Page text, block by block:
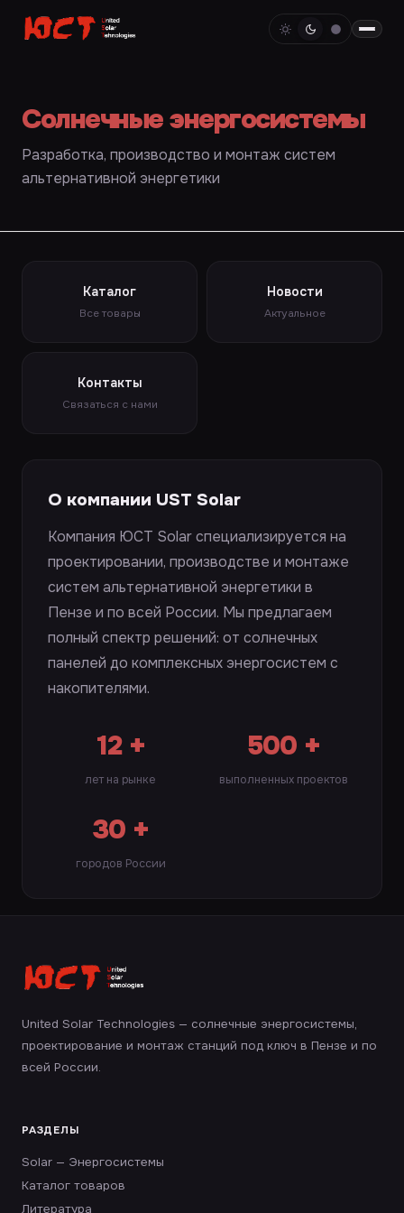
Солнечные энергосистемы
Разработка, производство и монтаж систем
альтернативной энергетики
Каталог
Все товары
Новости
Актуальное
Контакты
Связаться с нами
О компании UST Solar
Компания ЮСТ Solar специализируется на
проектировании, производстве и монтаже
систем альтернативной энергетики в
Пензе и по всей России. Мы предлагаем
полный спектр решений: от солнечных
панелей до комплексных энергосистем с
накопителями.
12 +
лет на рынке
500 +
выполненных проектов
30 +
городов России
United Solar Technologies — солнечные энергосистемы,
проектирование и монтаж станций под ключ в Пензе и по
всей России.
РАЗДЕЛЫ
Solar — Энергосистемы
Каталог товаров
Литература